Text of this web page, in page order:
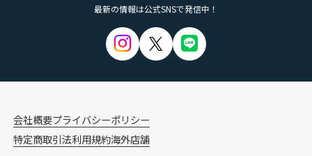
最新の情報は公式SNSで発信中！
会社概要プライバシーポリシー
特定商取引法利用規約海外店舗